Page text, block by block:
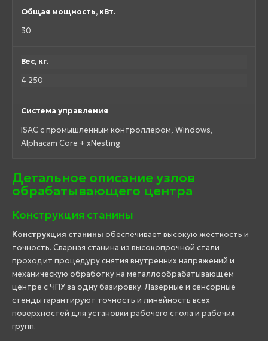
Общая мощность, кВт.
30
Вес, кг.
4 250
Система управления
ISAC с промышленным контроллером, Windows,
Alphacam Core + xNesting
Детальное описание узлов
обрабатывающего центра
Конструкция станины
Конструкция станины обеспечивает высокую жесткость и
точность. Сварная станина из высокопрочной стали
проходит процедуру снятия внутренних напряжений и
механическую обработку на металлообрабатывающем
центре с ЧПУ за одну базировку. Лазерные и сенсорные
стенды гарантируют точность и линейность всех
поверхностей для установки рабочего стола и рабочих
групп.